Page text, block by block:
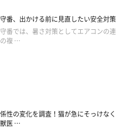
番、出かける前に見直したい安全対策
番では、暑さ対策としてエアコンの連
複 …
性の変化を調査！猫が急にそっけなく
医 …